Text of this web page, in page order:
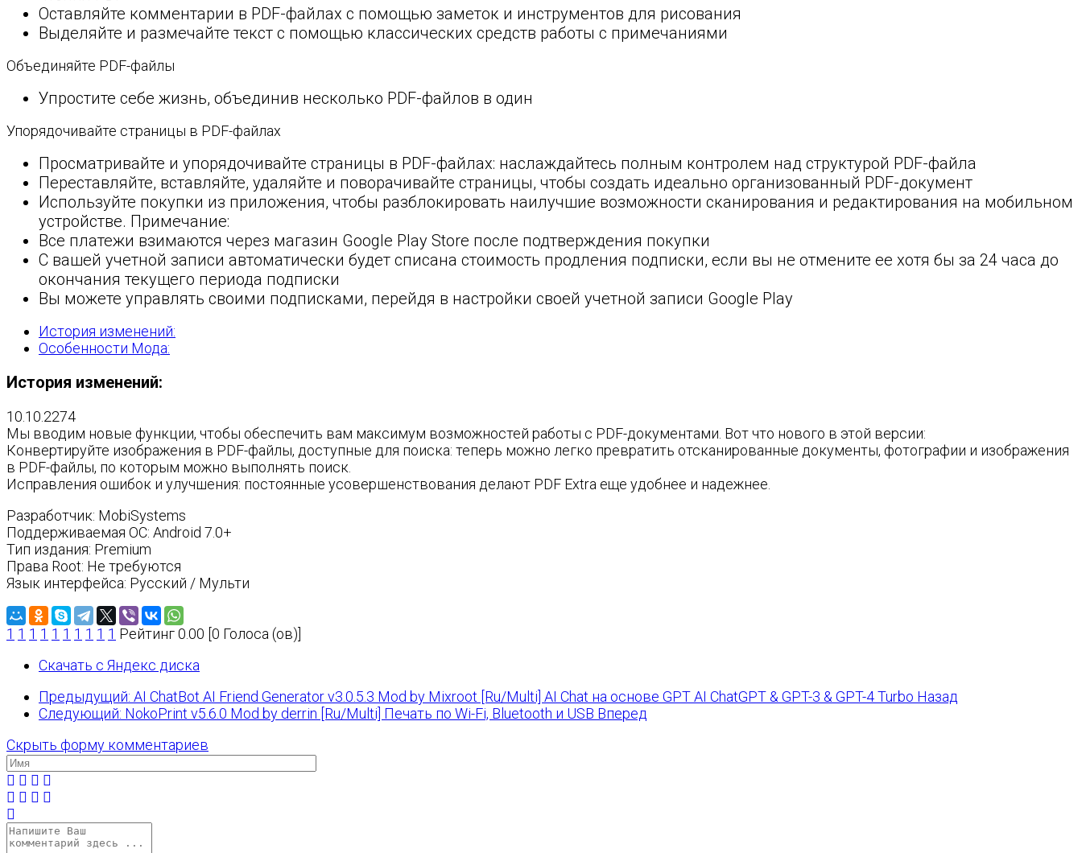
Оставляйте комментарии в PDF-файлах с помощью заметок и инструментов для рисования
Выделяйте и размечайте текст с помощью классических средств работы с примечаниями
Объединяйте PDF-файлы
Упростите себе жизнь, объединив несколько PDF-файлов в один
Упорядочивайте страницы в PDF-файлах
Просматривайте и упорядочивайте страницы в PDF-файлах: наслаждайтесь полным контролем над структурой PDF-файла
Переставляйте, вставляйте, удаляйте и поворачивайте страницы, чтобы создать идеально организованный PDF-документ
Используйте покупки из приложения, чтобы разблокировать наилучшие возможности сканирования и редактирования на мобильном
устройстве. Примечание:
Все платежи взимаются через магазин Google Play Store после подтверждения покупки
С вашей учетной записи автоматически будет списана стоимость продления подписки, если вы не отмените ее хотя бы за 24 часа до
окончания текущего периода подписки
Вы можете управлять своими подписками, перейдя в настройки своей учетной записи Google Play
История изменений:
Особенности Мода:
История изменений:
10.10.2274
Мы вводим новые функции, чтобы обеспечить вам максимум возможностей работы с PDF-документами. Вот что нового в этой версии:
Конвертируйте изображения в PDF-файлы, доступные для поиска: теперь можно легко превратить отсканированные документы, фотографии и изображения
в PDF-файлы, по которым можно выполнять поиск.
Исправления ошибок и улучшения: постоянные усовершенствования делают PDF Extra еще удобнее и надежнее.
Разработчик: MobiSystems
Поддерживаемая ОС: Android 7.0+
Тип издания: Premium
Права Root: Не требуются
Язык интерфейса: Русский / Мульти
1 1 1 1 1 1 1 1 1 1 Рейтинг 0.00 [0 Голоса (ов)]
Скачать с Яндекс диска
Предыдущий: AI ChatBot AI Friend Generator v3.0.5.3 Mod by Mixroot [Ru/Multi] AI Chat на основе GPT AI ChatGPT & GPT-3 & GPT-4 Turbo Назад
Следующий: NokoPrint v5.6.0 Mod by derrin [Ru/Multi] Печать по Wi-Fi, Bluetooth и USB Вперед
Скрыть форму комментариев